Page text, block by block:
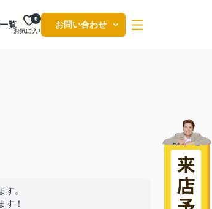
覧
お気に入り
0
お問い合わせ
。
す！